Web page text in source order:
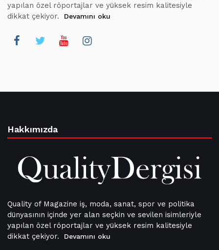
yapılan özel röportajlar ve yüksek resim kalitesiyle
dikkat çekiyor.
Devamını oku
Hakkımızda
Quality of Magazine iş, moda, sanat, spor ve politika
dünyasının içinde yer alan seçkin ve sevilen isimleriyle
yapılan özel röportajlar ve yüksek resim kalitesiyle
dikkat çekiyor.
Devamını oku